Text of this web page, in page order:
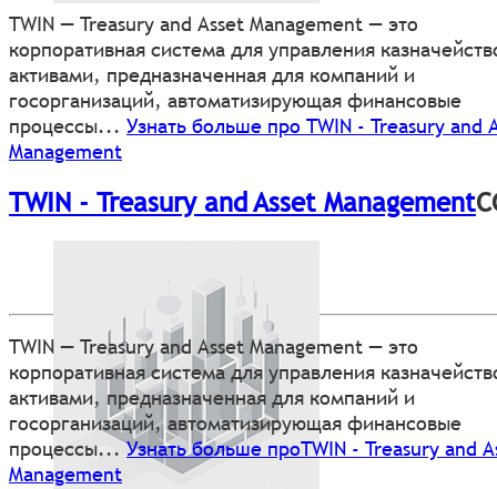
TWIN — Treasury and Asset Management — это
корпоративная система для управления
активами, предназначенная для компаний и
госорганизаций, автоматизирующая финансовые
процессы... Узнать больше про TWIN - Treasury and
Management
TWIN - Treasury and Asset Management
TWIN — Treasury and Asset Management — это
корпоративная система для управления
активами, предназначенная для компаний и
госорганизаций, автоматизирующая финансовые
процессы...Узнать больше проTWIN - Treasury and
Management